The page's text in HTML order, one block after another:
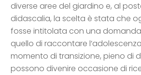
diverse aree del giardino e, al
didascalia, la scelta è stata che
fosse intitolata con una
quello di raccontare
momento di transizione, pieno di
possono divenire occasione di